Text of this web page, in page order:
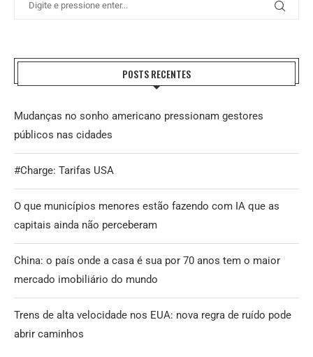
POSTS RECENTES
Mudanças no sonho americano pressionam gestores
públicos nas cidades
#Charge: Tarifas USA
O que municípios menores estão fazendo com IA que as
capitais ainda não perceberam
China: o país onde a casa é sua por 70 anos tem o maior
mercado imobiliário do mundo
Trens de alta velocidade nos EUA: nova regra de ruído pode
abrir caminhos